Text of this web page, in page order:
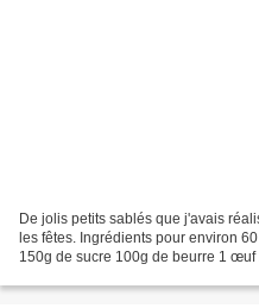
De jolis petits sablés que j'avais
les fêtes. Ingrédients pour environ
150g de sucre 100g de beurre 1